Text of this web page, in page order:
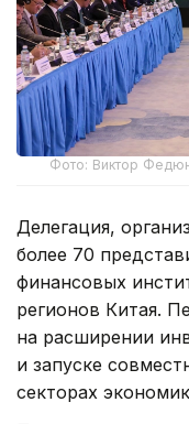
Фото: Виктор
Делегация,
более 70
финансовых
регионов Китая.
на расширении
и запуске
секторах